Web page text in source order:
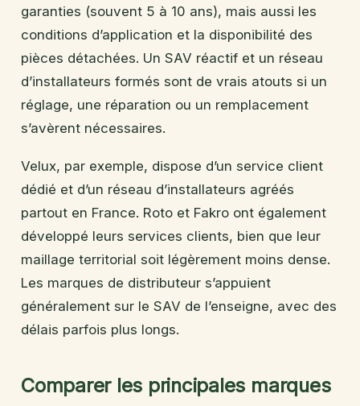
garanties (souvent 5 à 10 ans), mais aussi les
conditions d’application et la disponibilité des
pièces détachées. Un SAV réactif et un réseau
d’installateurs formés sont de vrais atouts si un
réglage, une réparation ou un remplacement
s’avèrent nécessaires.
Velux, par exemple, dispose d’un service client
dédié et d’un réseau d’installateurs agréés
partout en France. Roto et Fakro ont également
développé leurs services clients, bien que leur
maillage territorial soit légèrement moins dense.
Les marques de distributeur s’appuient
généralement sur le SAV de l’enseigne, avec des
délais parfois plus longs.
Comparer les principales marques